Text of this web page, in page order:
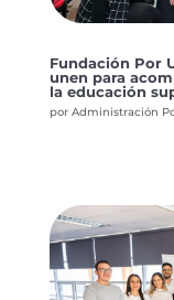
Fundación Por
unen para
la educación
por Administración